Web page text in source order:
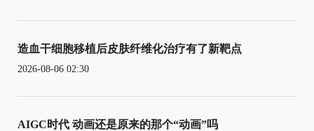
造血干细胞移植后皮肤纤维化治疗有了新靶点
2026-08-06 02:30
AIGC时代 动画还是原来的那个“动画”吗